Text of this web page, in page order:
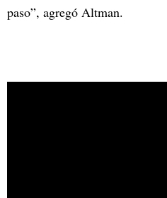
paso”, agregó Altman.